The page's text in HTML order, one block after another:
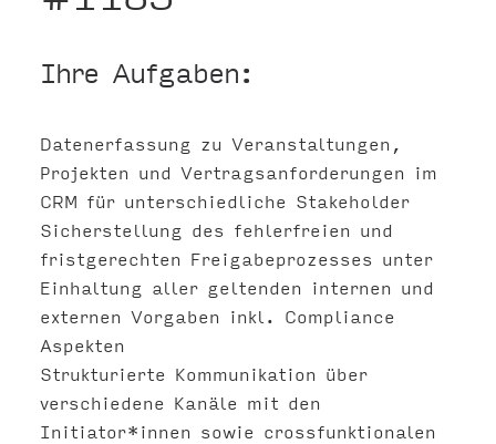
Ihre Aufgaben:
Datenerfassung zu Veranstaltungen,
Projekten und Vertragsanforderungen im
CRM für unterschiedliche Stakeholder
Sicherstellung des fehlerfreien und
fristgerechten Freigabeprozesses unter
Einhaltung aller geltenden internen und
externen Vorgaben inkl. Compliance
Aspekten
Strukturierte Kommunikation über
verschiedene Kanäle mit den
Initiator*innen sowie crossfunktionalen